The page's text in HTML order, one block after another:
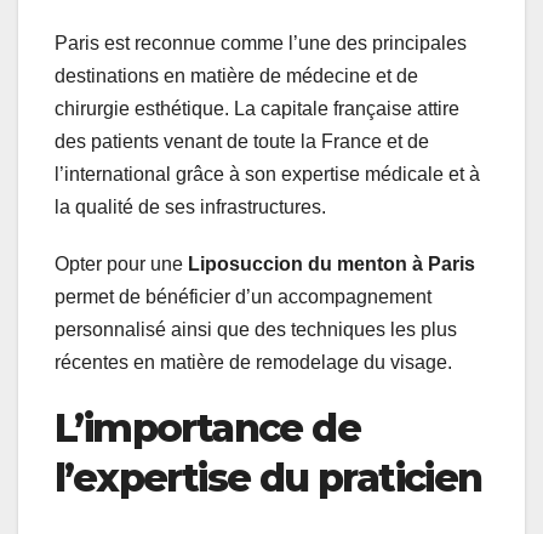
Paris est reconnue comme l’une des principales
destinations en matière de médecine et de
chirurgie esthétique. La capitale française attire
des patients venant de toute la France et de
l’international grâce à son expertise médicale et à
la qualité de ses infrastructures.
Opter pour une Liposuccion du menton à Paris
permet de bénéficier d’un accompagnement
personnalisé ainsi que des techniques les plus
récentes en matière de remodelage du visage.
L’importance de
l’expertise du praticien